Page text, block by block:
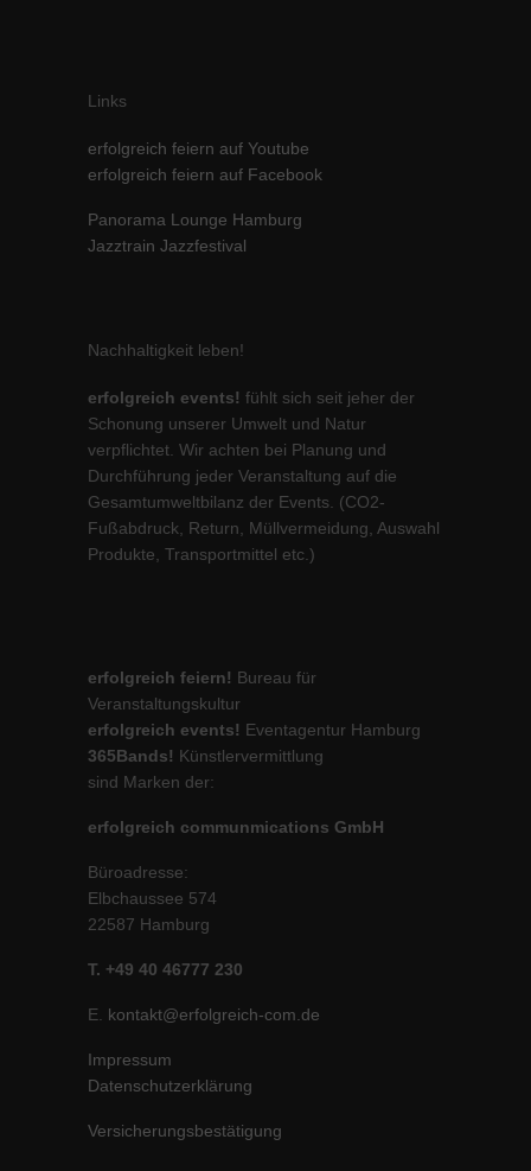
Links
erfolgreich feiern auf Youtube
erfolgreich feiern auf Facebook
Panorama Lounge Hamburg
Jazztrain Jazzfestival
Nachhaltigkeit leben!
erfolgreich events! fühlt sich seit jeher der
Schonung unserer Umwelt und Natur
verpflichtet. Wir achten bei Planung und
Durchführung jeder Veranstaltung auf die
Gesamtumweltbilanz der Events. (CO2-
Fußabdruck, Return, Müllvermeidung, Auswahl
Produkte, Transportmittel etc.)
erfolgreich feiern! Bureau für
Veranstaltungskultur
erfolgreich events! Eventagentur Hamburg
365Bands! Künstlervermittlung
sind Marken der:
erfolgreich communmications GmbH
Büroadresse:
Elbchaussee 574
22587 Hamburg
T. +49 40 46777 230
E. kontakt@erfolgreich-com.de
Impressum
Datenschutzerklärung
Versicherungsbestätigung